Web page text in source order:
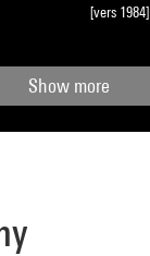
[vers 1984]
Show more